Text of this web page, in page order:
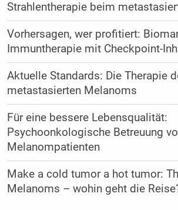
Strahlentherapie beim
Vorhersagen, wer profitiert:
Immuntherapie mit Checkpoint-
Aktuelle Standards: Die Therapie
metastasierten Melanoms
Für eine bessere Lebensqualität:
Psychoonkologische Betreuung
Melanompatienten
Make a cold tumor a hot tumor:
Melanoms – wohin geht die